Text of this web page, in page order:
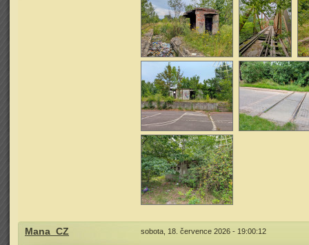
Mana_CZ sobota, 18. července 2026 - 19:00:12